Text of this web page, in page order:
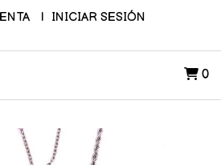
INICIAR SESIÓN
0